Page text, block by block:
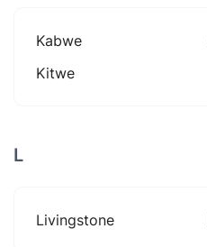
Kabwe
Kitwe
L
Livingstone